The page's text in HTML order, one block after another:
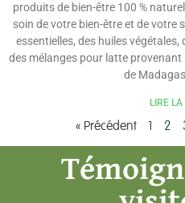
produits de bien-être 100 %
soin de votre bien-être et de votre
essentielles, des huiles
des mélanges pour latte
de
LIRE
« Précédent 1 2